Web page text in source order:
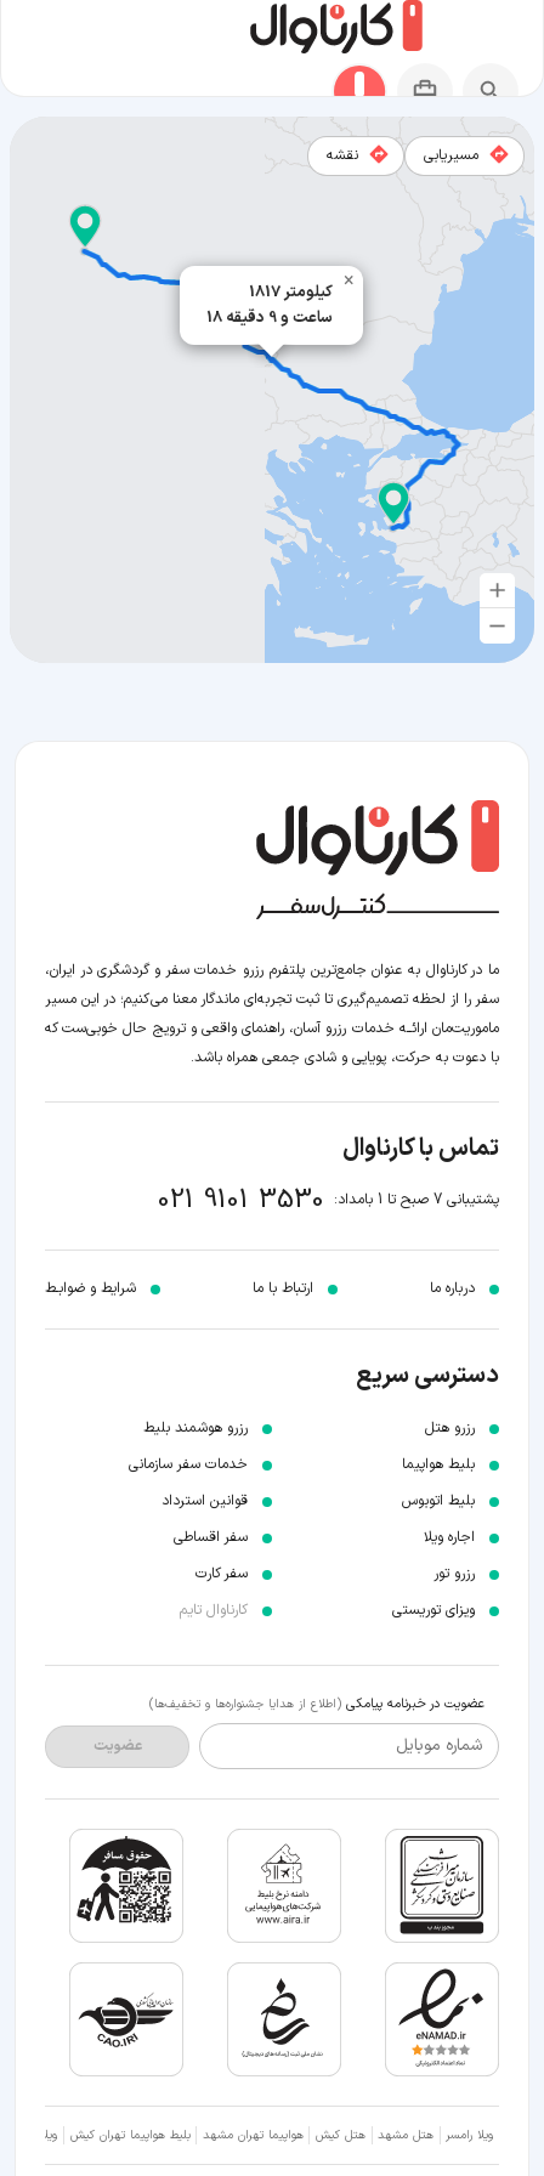
1817 کیلومتر
18 ساعت و 9 دقیقه
×
مسیریابی نقشه
ما در کارناوال به عنوان جامع‌ترین پلتفرم رزرو خدمات سفر و گردشگری در ایران،
سفر را از لحظه‌ تصمیم‌گیری تا ثبت تجربه‌ای ماندگار معنا می‌کنیم؛ در این مسیر‍
ماموریت‌مان اراﺋــﻪ خدمات رزرو آسان، راهنمای واقعی و ترویج حال خوبی‌ست که
با دعوت به حرکت، پویایی و شادی جمعی همراه باشد.
تماس با کارناوال
پشتیبانی 7 صبح تا 1 بامداد: 021 9101 3530
درباره ما ارتباط با ما شرایط و ضوابـط
دسترسی سریع
رزرو هتل
بلیط هواپیما
بلیط اتوبوس
اجاره ویلا
رزرو تور
ویزای توریستی
رزرو هوشمند بلیط
خدمات سفر سازمانی
قوانین استرداد
سفر اقساطی
سفر کارت
کارناوال تایم
عضویت در خبرنامه پیامکی (اطلاع از هدایا جشنواره‌ها و تخفیف‌ها)
شماره موبایل عضویت
ویلا رامسر هتل مشهد هتل کیش هواپیما تهران مشهد بلیط هواپیما تهران کیش ویلا شمال